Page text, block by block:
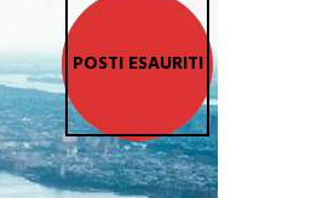
POSTI ESAURITI